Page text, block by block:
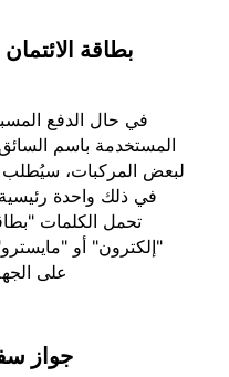
بطاقة الائتمان
في حال الدفع
المستخدمة باسم
لبعض المركبات، سيُطلب
في ذلك واحدة
تحمل الكلمات
"إلكترون" أو
على
جواز